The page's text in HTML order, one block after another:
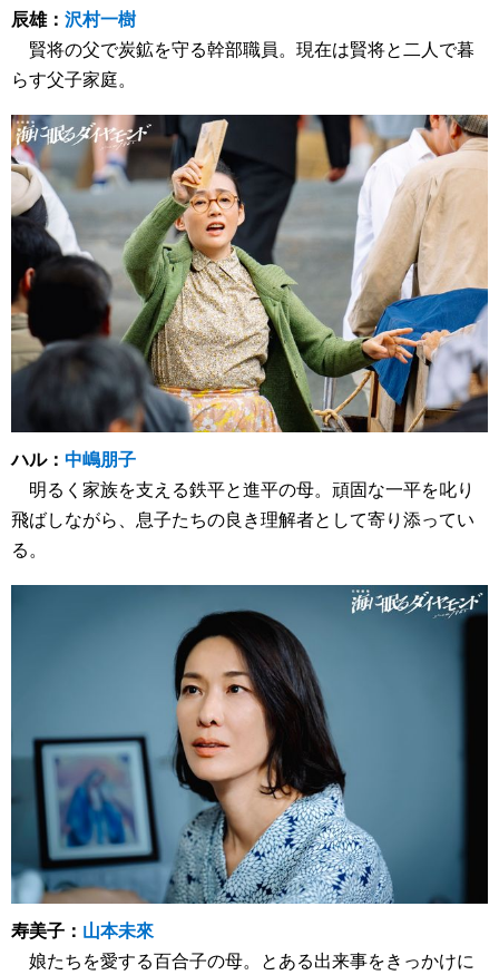
辰雄： 沢村一樹
賢将の父で炭鉱を守る幹部職員。現在は賢将と二人で暮
らす父子家庭。
ハル： 中嶋朋子
明るく家族を支える鉄平と進平の母。頑固な一平を叱り
飛ばしながら、息子たちの良き理解者として寄り添ってい
る。
寿美子： 山本未來
娘たちを愛する百合子の母。とある出来事をきっかけに